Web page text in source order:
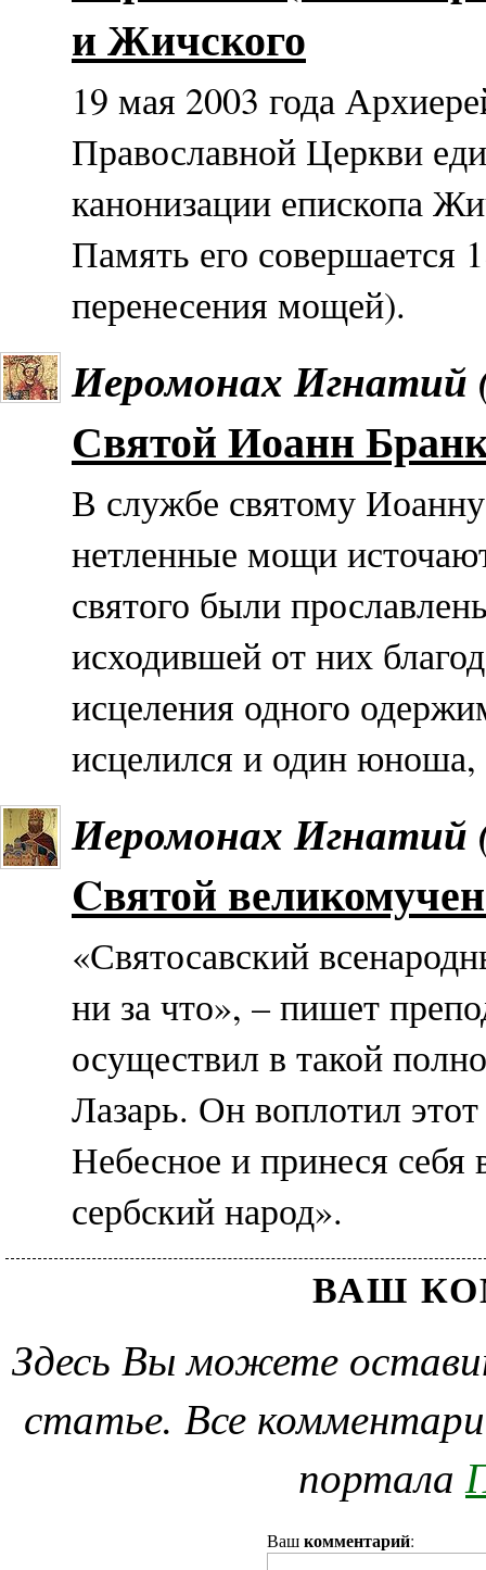
и Жичского
19 мая 2003 года
Православной Церкви
канонизации епископа
Память его совершается
перенесения мощей).
Иеромонах
Святой Иоанн
В службе святому
нетленные мощи
святого были
исходившей от них
исцеления одного
исцелился и один
Иеромонах
Cвятой
«Святосавский
ни за что», – пишет
осуществил в такой
Лазарь. Он воплотил
Небесное и принеся себя
сербский народ».
ВАШ
Здесь Вы можете
статье. Все
портала
Вашкомментарий: